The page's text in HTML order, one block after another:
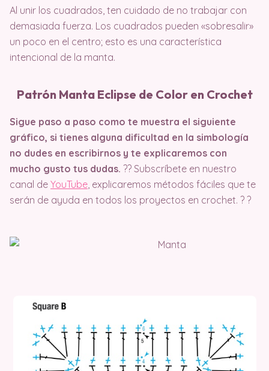
Al unir los cuadrados, ten cuidado de no trabajar con
demasiada fuerza. Los cuadrados pueden «sobresalir»
un poco en el centro; esto es una característica
intencional de la manta.
Patrón Manta Eclipse de Color en Crochet
Sigue paso a paso como te muestra el siguiente
gráfico, si tienes alguna dificultad en la simbología
no dudes en escribirnos y te explicaremos con
mucho gusto tus dudas. ?? Subscríbete en nuestro
canal de YouTube, explicaremos métodos fáciles que te
serán de ayuda en todos los proyectos en crochet. ? ?